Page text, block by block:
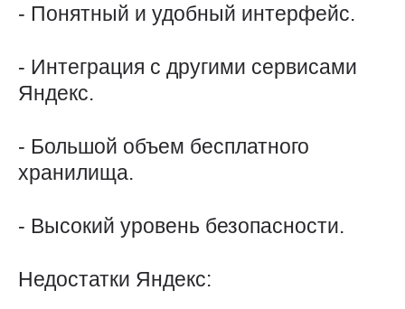
- Понятный и удобный интерфейс.
- Интеграция с другими сервисами
Яндекс.
- Большой объем бесплатного
хранилища.
- Высокий уровень безопасности.
Недостатки Яндекс: